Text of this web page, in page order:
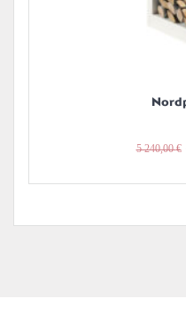
5 240,00€